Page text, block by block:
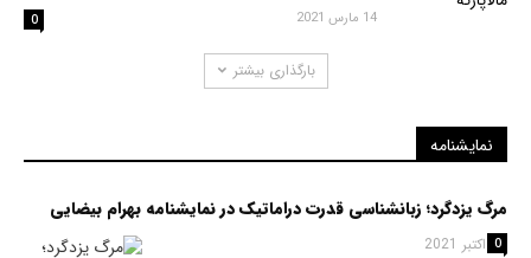
14 مارس 2021 0
بارگذاری بیشتر
نمایشنامه
مرگ یزدگرد؛ زبانشناسی قدرت دراماتیک در نمایشنامه بهرام بیضایی
25 اکتبر 2021
0